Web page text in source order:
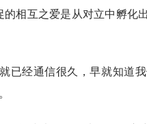
的相互之爱是从对立中孵化
已经通信很久，早就知道